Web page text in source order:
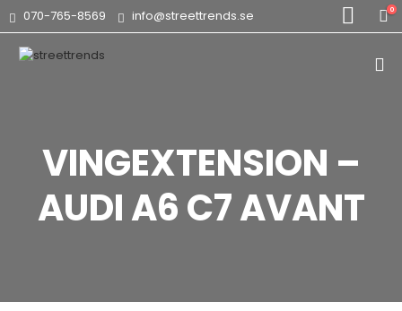
070-765-8569 info@streettrends.se 0
VINGEXTENSION –
AUDI A6 C7 AVANT